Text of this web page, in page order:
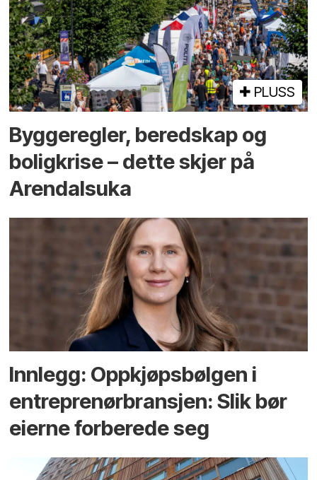
PLUSS
Bygge­regler, beredskap og
bolig­krise – dette skjer på
Arendals­uka
Innlegg: Oppkjøps­bølgen i
entreprenør­bransjen: Slik bør
eierne forberede seg